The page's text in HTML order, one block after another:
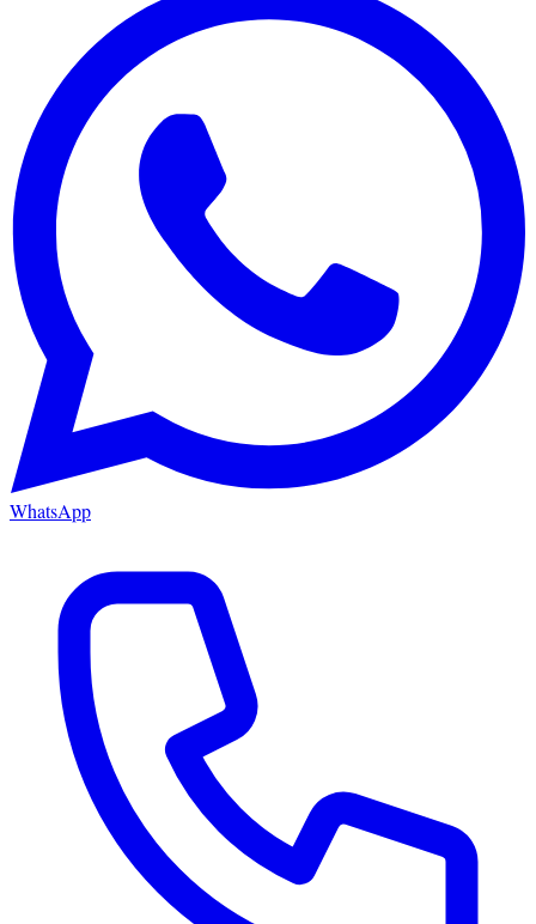
WhatsApp